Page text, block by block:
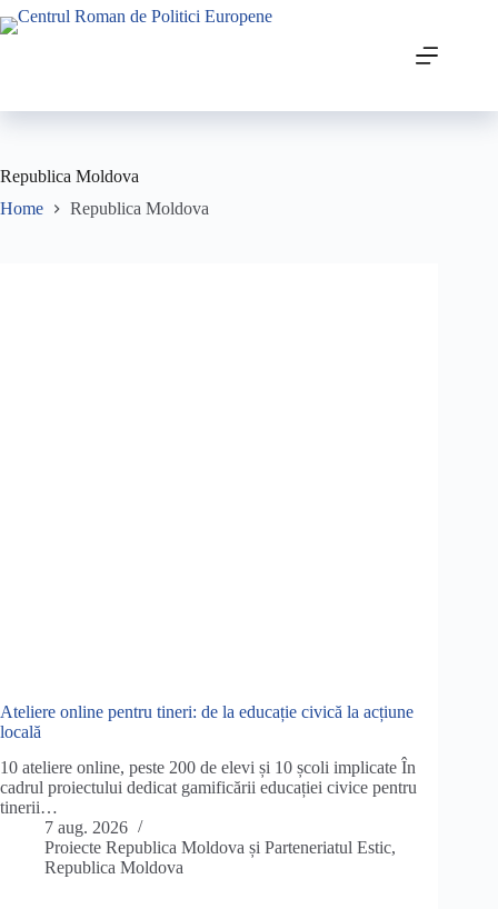
Skip
to
Republica Moldova
Home
Republica Moldova
Ateliere online pentru tineri: de la educație civică la acțiune
locală
10 ateliere online, peste 200 de elevi și 10 școli implicate În
cadrul proiectului dedicat gamificării educației civice pentru
tinerii…
7 aug. 2026
Proiecte Republica Moldova și Parteneriatul Estic,
Republica Moldova